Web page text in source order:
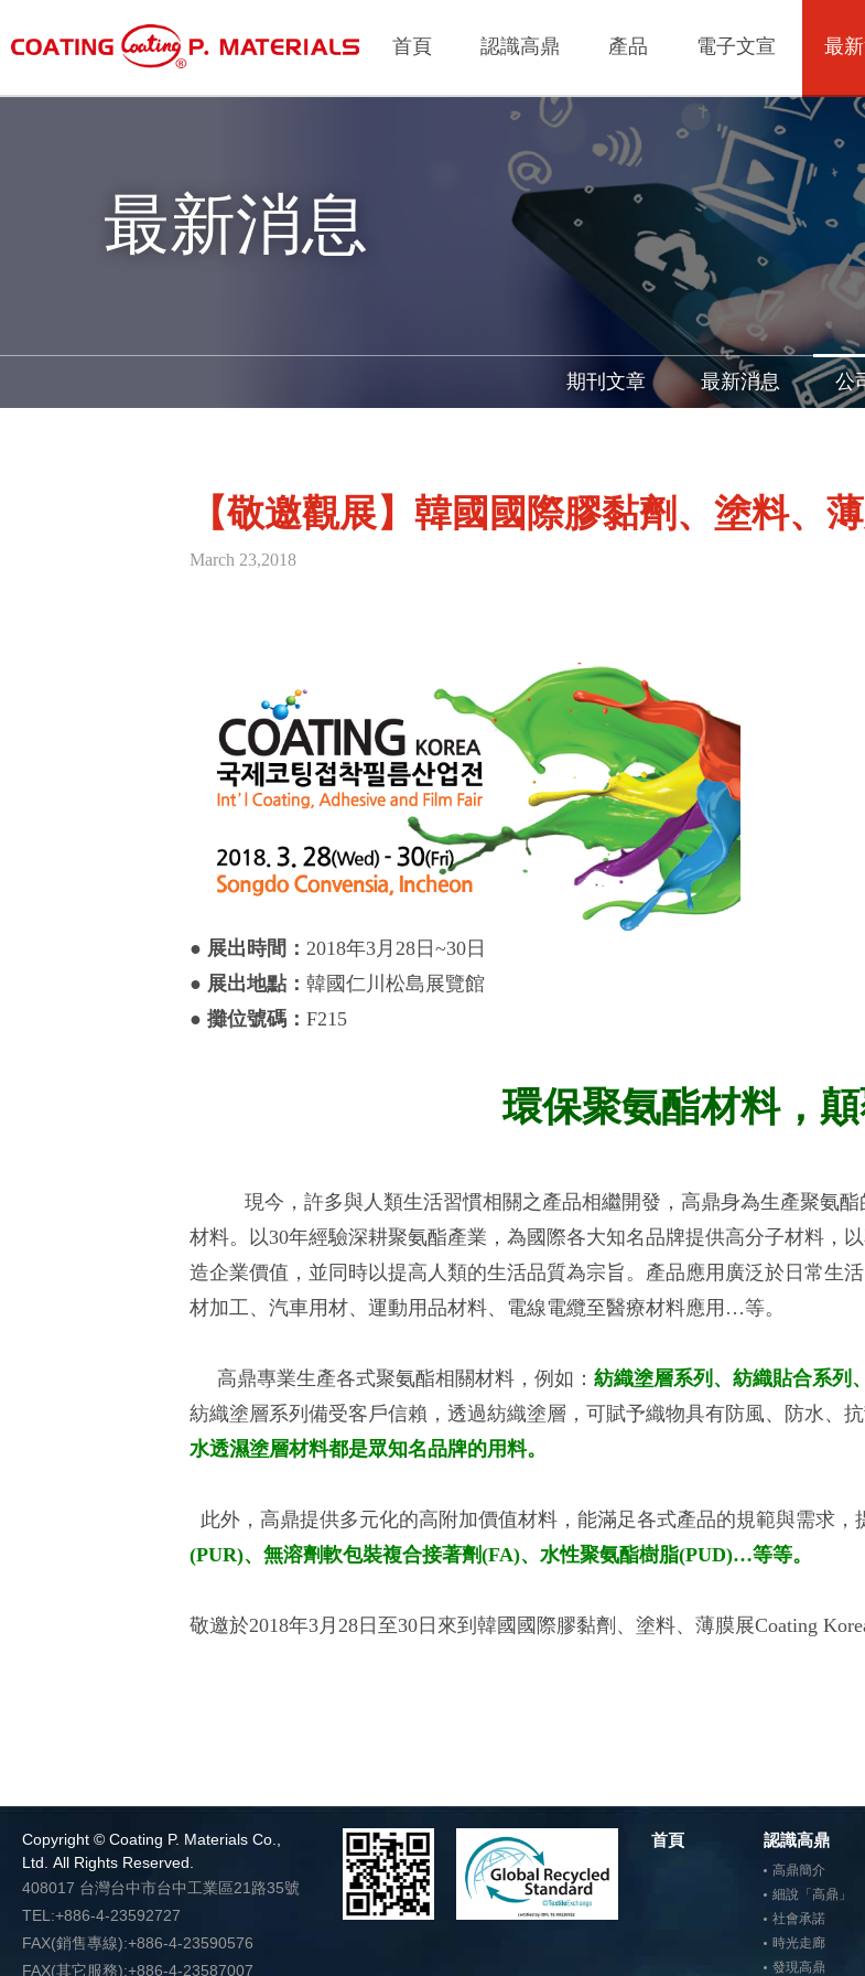
首頁 認識高鼎 產品 電子文宣 最
最新消息
期刊文章 最新消息 公
【敬邀觀展】韓國國際膠黏劑、塗料、
March 23,2018
● 展出時間： 2018年3月28日~30日
● 展出地點： 韓國仁川松島展覽館
● 攤位號碼： F215
環保聚氨酯材料，
現今，許多與人類生活習慣相關之產品相繼開發，高鼎身為生產聚氨酯
材料。以30年經驗深耕聚氨酯產業，為國際各大知名品牌提供高分子材料，
造企業價值，並同時以提高人類的生活品質為宗旨。產品應用廣泛於日常生
材加工、汽車用材、運動用品材料、電線電纜至醫療材料應用…等。
高鼎專業生產各式聚氨酯相關材料，例如： 紡織塗層系列、紡織貼合系列
紡織塗層系列備受客戶信賴，透過紡織塗層，可賦予織物具有防風、防水、
水透濕塗層材料都是眾知名品牌的用料。
此外，高鼎提供多元化的高附加價值材料，能滿足各式產品的規範與需求，
(PUR)、無溶劑軟包裝複合接著劑(FA)、 水性聚氨酯樹脂(PUD)…等等。
敬邀於2018年3月28日至30日來到韓國國際膠黏劑、塗料、薄膜展Coating
Copyright © Coating P. Materials Co.,
Ltd. All Rights Reserved.
408017 台灣台中市台中工業區21路35號
TEL:+886-4-23592727
FAX(銷售專線):+886-4-23590576
FAX(其它服務):+886-4-23587007
首頁 認識高鼎
高鼎簡介
細說「高鼎」
社會承諾
時光走廊
發現高鼎